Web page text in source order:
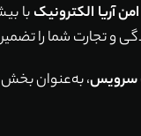
آریا الکترونیک
می‌کند. با اجرای بیش از 5,000 پروژه موفق در سراسر
سرویس، به‌عنوان بخش